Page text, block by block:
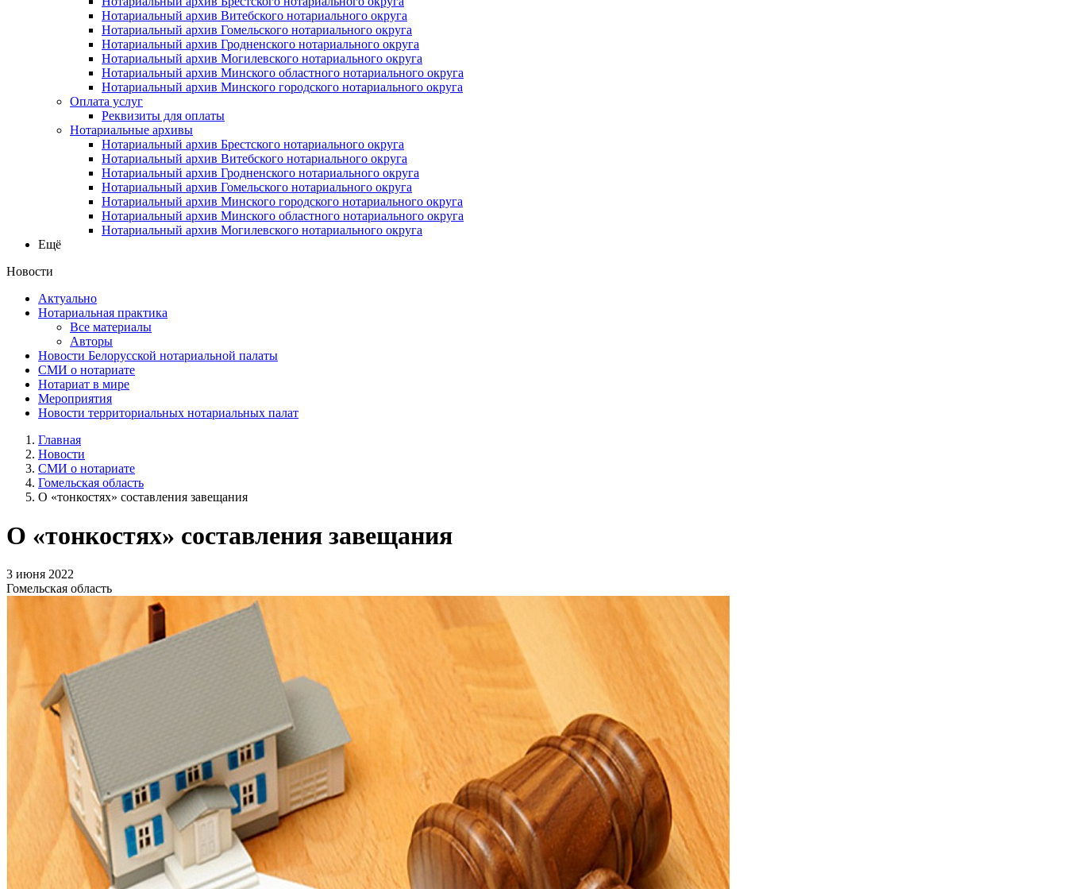
Нотариальный архив Витебского нотариального округа
Нотариальный архив Гомельского нотариального округа
Нотариальный архив Гродненского нотариального округа
Нотариальный архив Могилевского нотариального округа
Нотариальный архив Минского областного нотариального округа
Нотариальный архив Минского городского нотариального округа
Оплата услуг
Реквизиты для оплаты
Нотариальные архивы
Нотариальный архив Брестского нотариального округа
Нотариальный архив Витебского нотариального округа
Нотариальный архив Гродненского нотариального округа
Нотариальный архив Гомельского нотариального округа
Нотариальный архив Минского городского нотариального округа
Нотариальный архив Минского областного нотариального округа
Нотариальный архив Могилевского нотариального округа
Ещё
Новости
Актуально
Нотариальная практика
Все материалы
Авторы
Новости Белорусской нотариальной палаты
СМИ о нотариате
Нотариат в мире
Мероприятия
Новости территориальных нотариальных палат
Главная
Новости
СМИ о нотариате
Гомельская область
О «тонкостях» составления завещания
О «тонкостях» составления завещания
3 июня 2022
Гомельская область